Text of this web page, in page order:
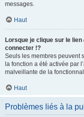
messages.
Haut
Lorsque je clique sur le lien
connecter !?
Seuls les membres peuvent
la fonction a été activée par
malveillante de la
Haut
Problèmes liés à la